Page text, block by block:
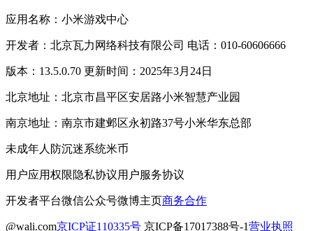
应用名称：小米游戏中心
开发者：北京瓦力网络科技有限公司 电话：010-60606666
版本：13.5.0.70 更新时间：2025年3月24日
北京地址：北京市昌平区安居路小米智慧产业园
南京地址：南京市建邺区永初路37号小米华东总部
未成年人防沉迷系统米币
用户应用权限隐私协议用户服务协议
开发者平台微信公众号微博主页商务合作
@wali.com京ICP证110335号 京ICP备17017388号-1营业执照